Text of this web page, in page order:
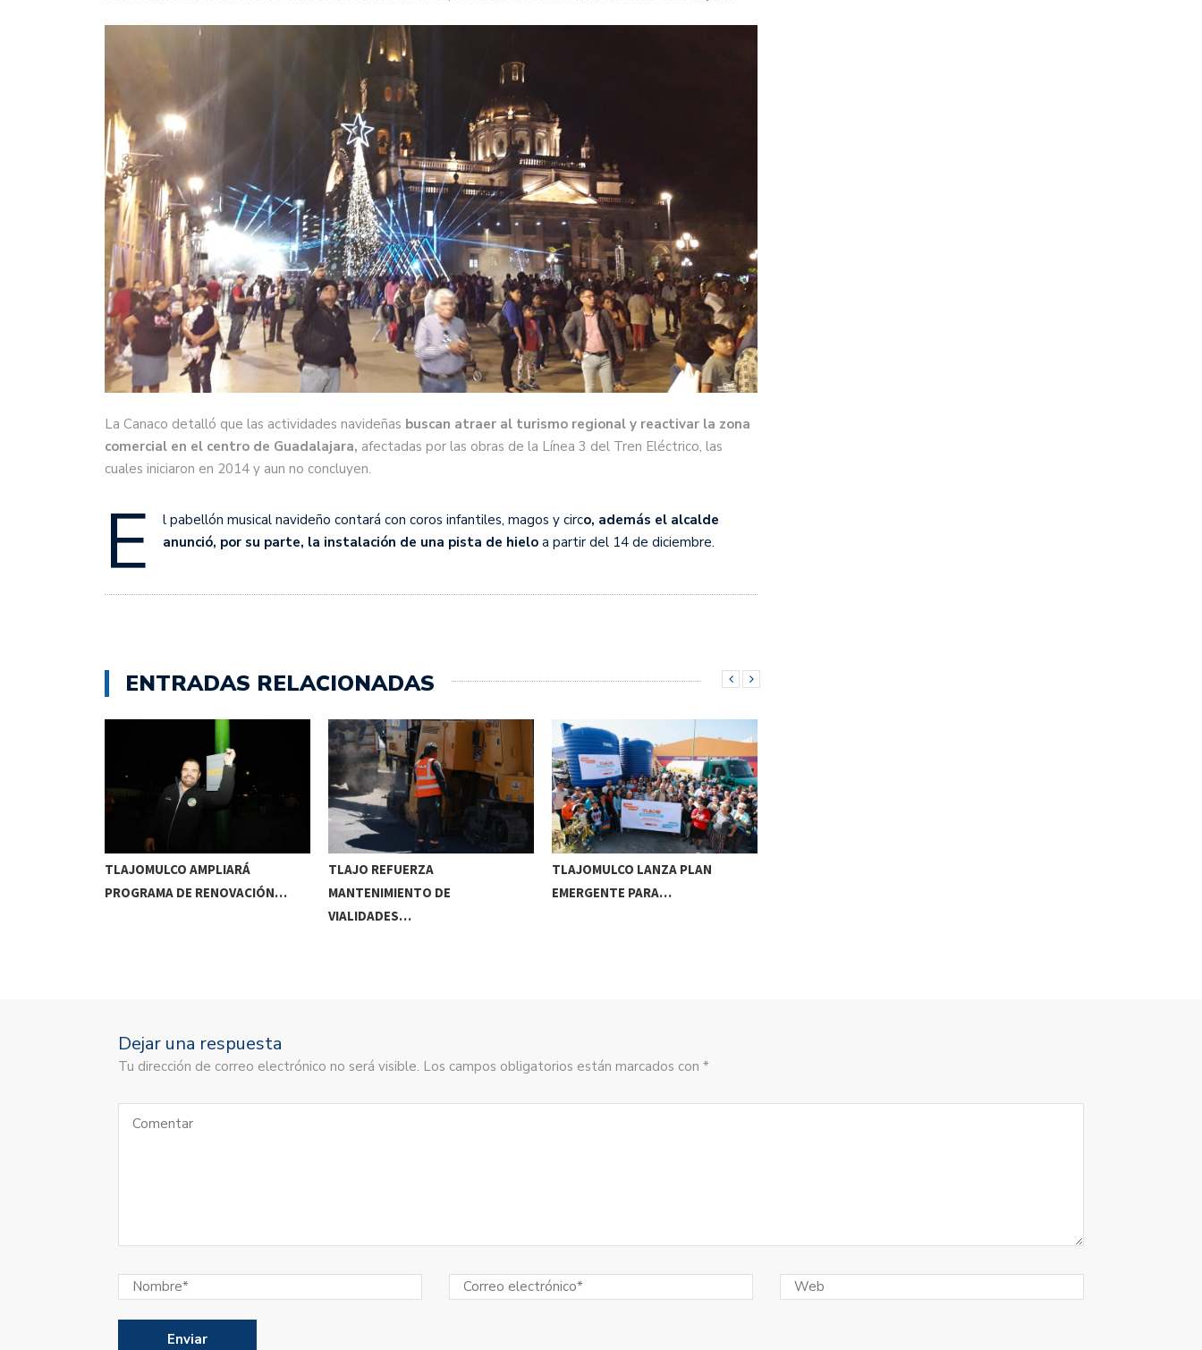
La Canaco detalló que las actividades navideñas buscan atraer al turismo regional y reactivar la zona
comercial en el centro de Guadalajara, afectadas por las obras de la Línea 3 del Tren Eléctrico, las
cuales iniciaron en 2014 y aun no concluyen.
E l pabellón musical navideño contará con coros infantiles, magos y circo, además el alcalde
anunció, por su parte, la instalación de una pista de hielo a partir del 14 de diciembre.
ENTRADAS RELACIONADAS
TLAJOMULCO AMPLIARÁ
PROGRAMA DE RENOVACIÓN…
TLAJO REFUERZA
MANTENIMIENTO DE
VIALIDADES…
TLAJOMULCO LANZA PLAN
EMERGENTE PARA…
Dejar una respuesta
Tu dirección de correo electrónico no será visible. Los campos obligatorios están marcados con *